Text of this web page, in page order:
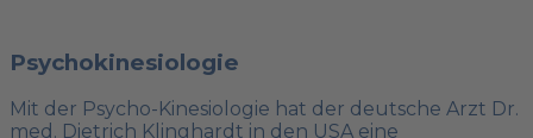
Psychokinesiologie
Mit der Psycho-Kinesiologie hat der deutsche Arzt Dr.
med. Dietrich Klinghardt in den USA eine